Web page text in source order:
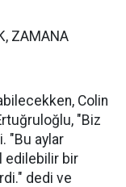
ZAMANA
Colin
"Biz
"Bu aylar
edilebilir bir
dedi ve